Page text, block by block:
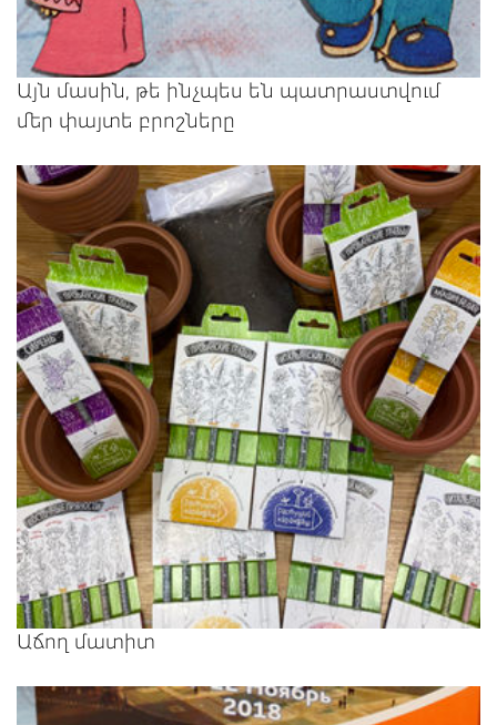
Այն մասին, թե ինչպես են պատրաստվում
մեր փայտե բրոշները
Աճող մատիտ